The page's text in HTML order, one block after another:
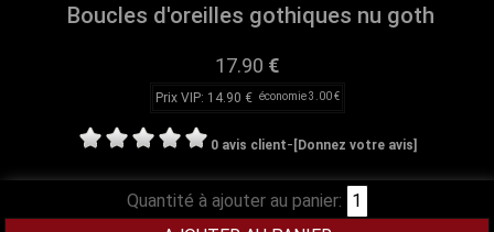
Boucles d'oreilles gothiques nu goth
17.90 €
Prix VIP: 14.90 € économie 3.00 €
0 avis client- [Donnez votre avis]
Quantité à ajouter au panier: